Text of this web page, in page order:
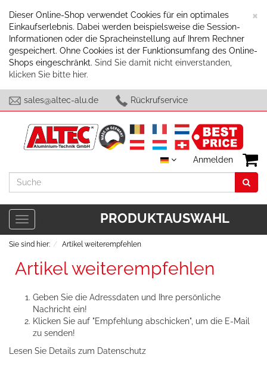
×
Dieser Online-Shop verwendet Cookies für ein optimales
Einkaufserlebnis. Dabei werden beispielsweise die Session-
Informationen oder die Spracheinstellung auf Ihrem Rechner
gespeichert. Ohne Cookies ist der Funktionsumfang des Online-
Shops eingeschränkt. Sind Sie damit nicht einverstanden,
klicken Sie bitte hier.
sales@altec-alu.de Rückrufservice
Anmelden
Suche
Toggle
navigation
PRODUKTAUSWAHL
Sie sind hier: Artikel weiterempfehlen
Artikel weiterempfehlen
Geben Sie die Adressdaten und Ihre persönliche
Nachricht ein!
Klicken Sie auf "Empfehlung abschicken", um die E-Mail
zu senden!
Lesen Sie Details zum Datenschutz